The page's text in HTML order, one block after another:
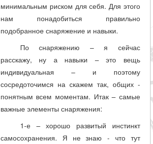
минимальным риском для себя. Для этого
нам понадобиться правильно
подобранное снаряжение и навыки.
По снаряжению – я сейчас
расскажу, ну а навыки – это вещь
индивидуальная – и поэтому
сосредоточимся на скажем так, общих -
понятным всем моментам. Итак – самые
важные элементы снаряжения:
1-е – хорошо развитый инстинкт
самосохранения. Я не знаю - что тут